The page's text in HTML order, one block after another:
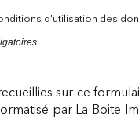
d'utilisation des
sur ce
par La Boite